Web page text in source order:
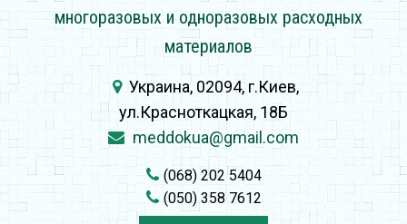
многоразовых и одноразовых расходных
материалов
Украина, 02094, г.Киев,
ул.Красноткацкая, 18Б
meddokua@gmail.com
(068) 202 5404
(050) 358 7612